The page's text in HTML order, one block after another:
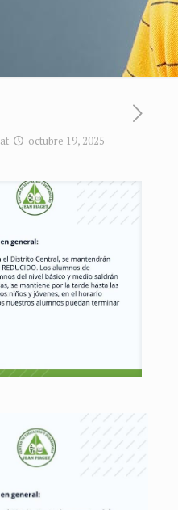
at octubre 19, 2025